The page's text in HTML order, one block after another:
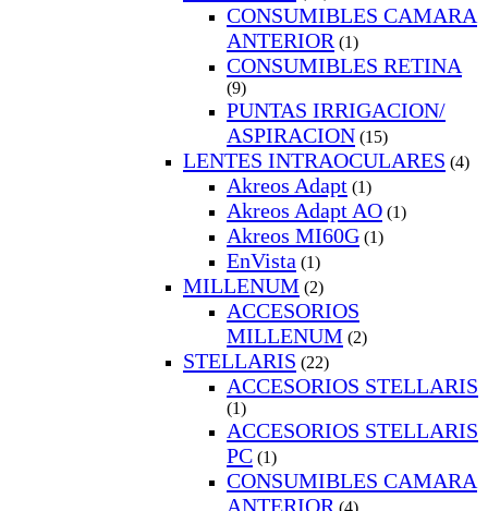
CONSUMIBLES CAMARA
ANTERIOR (1)
CONSUMIBLES RETINA
(9)
PUNTAS IRRIGACION/
ASPIRACION (15)
LENTES INTRAOCULARES (4)
Akreos Adapt (1)
Akreos Adapt AO (1)
Akreos MI60G (1)
EnVista (1)
MILLENUM (2)
ACCESORIOS
MILLENUM (2)
STELLARIS (22)
ACCESORIOS STELLARIS
(1)
ACCESORIOS STELLARIS
PC (1)
CONSUMIBLES CAMARA
ANTERIOR